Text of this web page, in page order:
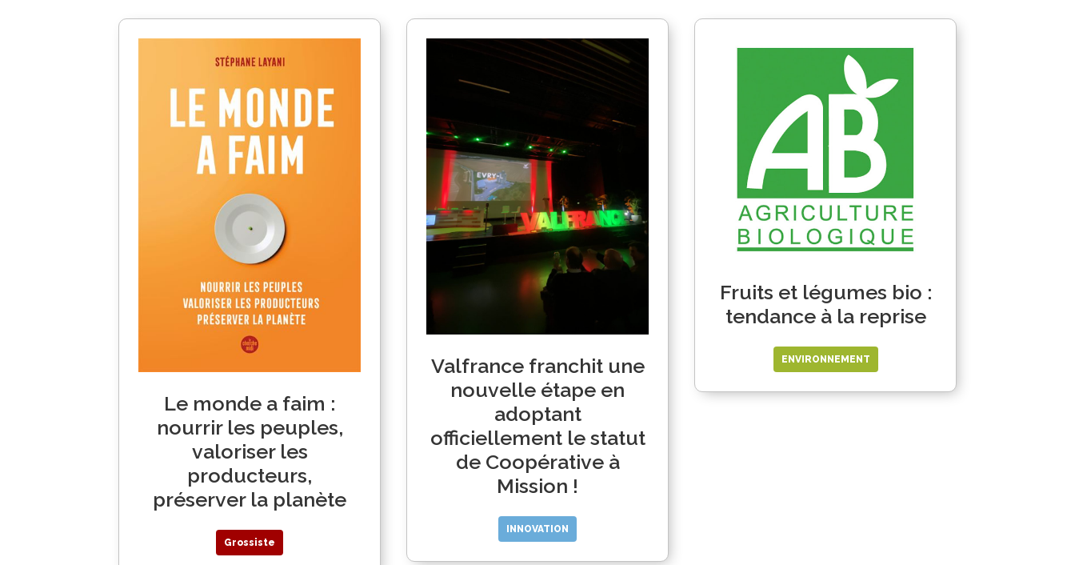
Le monde a faim :
nourrir les peuples,
valoriser les
producteurs,
préserver la planète
Grossiste
Valfrance franchit une
nouvelle étape en
adoptant
officiellement le statut
de Coopérative à
Mission !
INNOVATION
Fruits et légumes bio :
tendance à la reprise
ENVIRONNEMENT